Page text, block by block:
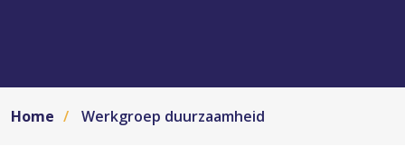
Home Werkgroep duurzaamheid